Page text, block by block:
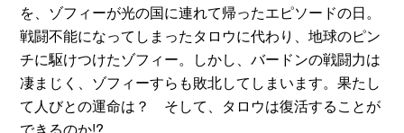
を、ゾフィーが光の国に連れて帰ったエピソードの日。
戦闘不能になってしまったタロウに代わり、地球のピン
チに駆けつけたゾフィー。しかし、バードンの戦闘力は
凄まじく、ゾフィーすらも敗北してしまいます。果たし
て人びとの運命は？ そして、タロウは復活することが
できるのか!?